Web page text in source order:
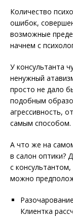
Количество
ошибок,
возможные
начнем с
У консультанта
ненужный
просто не дало
подобным
агрессивность,
самым способом.
А что же на
в салон оптики?
с
можно
Клиентка